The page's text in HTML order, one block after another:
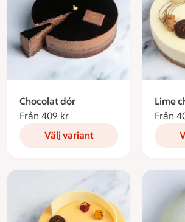
Chocolat dór
Från 409 kr
Välj variant
Lime
Från